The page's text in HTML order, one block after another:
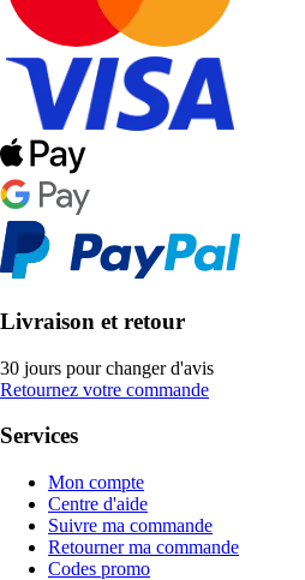
Livraison et retour
30 jours pour changer d'avis
Retournez votre commande
Services
Mon compte
Centre d'aide
Suivre ma commande
Retourner ma commande
Codes promo